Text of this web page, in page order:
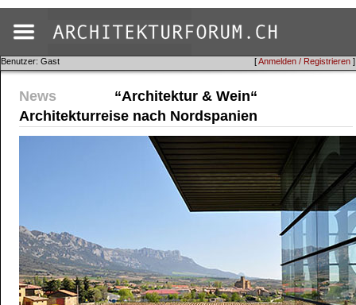
[Anmelden / Registrieren ]
Benutzer: Gast
News
“Architektur & Wein“
Architekturreise nach Nordspanien